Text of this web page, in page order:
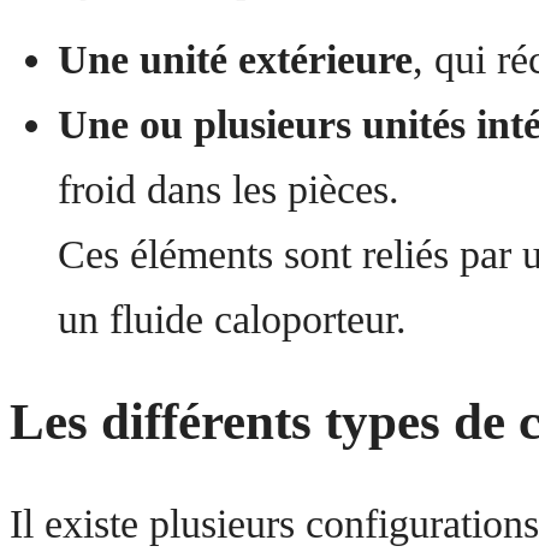
Une unité extérieure, qui
Une ou plusieurs unités
froid dans les pièces.
Ces éléments sont reliés
un fluide caloporteur.
Les différents types de
Il existe plusieurs